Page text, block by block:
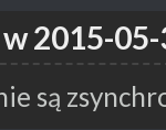
2015-
są